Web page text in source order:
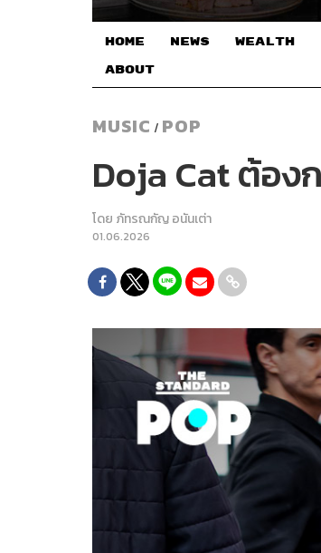
HOME NEWS WEALTH
ABOUT
MUSIC / POP
Doja Cat ต้อง
โดย ภัทรณกัญ อนันเต่า
01.06.2026